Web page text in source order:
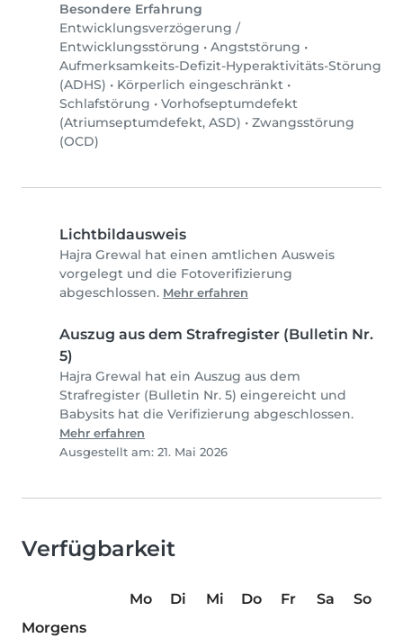
Besondere Erfahrung
Entwicklungsverzögerung /
Entwicklungsstörung • Angststörung •
Aufmerksamkeits-Defizit-Hyperaktivitäts-Störung
(ADHS) • Körperlich eingeschränkt •
Schlafstörung • Vorhofseptumdefekt
(Atriumseptumdefekt, ASD) • Zwangsstörung
(OCD)
Lichtbildausweis
Hajra Grewal hat einen amtlichen Ausweis
vorgelegt und die Fotoverifizierung
abgeschlossen. Mehr erfahren
Auszug aus dem Strafregister (Bulletin Nr.
5)
Hajra Grewal hat ein Auszug aus dem
Strafregister (Bulletin Nr. 5) eingereicht und
Babysits hat die Verifizierung abgeschlossen.
Mehr erfahren
Ausgestellt am: 21. Mai 2026
Verfügbarkeit
Mo Di Mi Do Fr Sa
So
Morgens